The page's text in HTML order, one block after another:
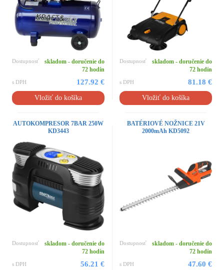
Dostupnosť
skladom - doručenie do
72 hodín
s DPH 127.92 €
Vložiť do košíka
Dostupnosť
skladom - doručenie do
72 hodín
s DPH 81.18 €
Vložiť do košíka
AUTOKOMPRESOR 7BAR 250W
KD3443
Dostupnosť
skladom - doručenie do
72 hodín
s DPH 56.21 €
BATÉRIOVÉ NOŽNICE 21V
2000mAh KD5092
Dostupnosť
skladom - doručenie do
72 hodín
s DPH 47.60 €